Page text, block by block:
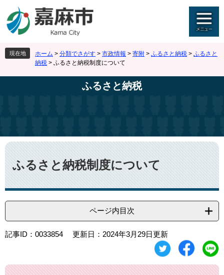
ジ
先
頭
す
ュ
を
飛
し
現在地 ホーム > 分類でさがす > 市政情報 > 寄附 > ふるさと納税 > ふるさと
納税 > ふるさと納税制度について
ふるさと納税
本
文
ふるさと納税制度について
ページ内目次
記事ID：0033854 更新日：2024年3月29日更新